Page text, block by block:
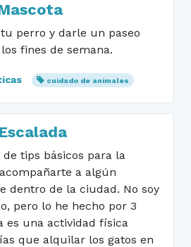
perro y darle un paseo
fines de semana.
cuidado de animales
tips básicos para la
a algún
dentro de la ciudad. No soy
pero lo he hecho por 3
es una actividad física
que alquilar los gatos en